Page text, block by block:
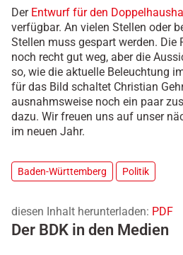
Der Entwurf für den
verfügbar. An vielen Stellen oder
Stellen muss gespart werden. Die
noch recht gut weg, aber die
so, wie die aktuelle Beleuchtung
für das Bild schaltet Christian
ausnahmsweise noch ein paar
dazu. Wir freuen uns auf unser
im neuen Jahr.
Baden-Württemberg Politik
diesen Inhalt herunterladen: PDF
Der BDK in den Medien